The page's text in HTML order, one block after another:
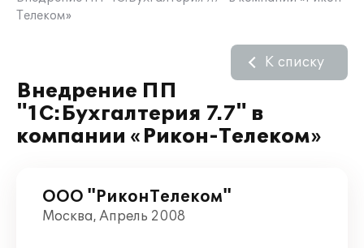
Телеком»
Внедрение ПП
"1С:Бухгалтерия 7.7" в
компании «Рикон-Телеком»
К списку
ООО "РиконТелеком"
Москва, Апрель 2008